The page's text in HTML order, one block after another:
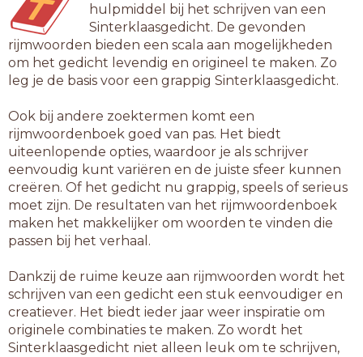
hulpmiddel bij het schrijven van een
Sinterklaasgedicht. De gevonden
rijmwoorden bieden een scala aan mogelijkheden
om het gedicht levendig en origineel te maken. Zo
leg je de basis voor een grappig Sinterklaasgedicht.
Ook bij andere zoektermen komt een
rijmwoordenboek goed van pas. Het biedt
uiteenlopende opties, waardoor je als schrijver
eenvoudig kunt variëren en de juiste sfeer kunnen
creëren. Of het gedicht nu grappig, speels of serieus
moet zijn. De resultaten van het rijmwoordenboek
maken het makkelijker om woorden te vinden die
passen bij het verhaal.
Dankzij de ruime keuze aan rijmwoorden wordt het
schrijven van een gedicht een stuk eenvoudiger en
creatiever. Het biedt ieder jaar weer inspiratie om
originele combinaties te maken. Zo wordt het
Sinterklaasgedicht niet alleen leuk om te schrijven,